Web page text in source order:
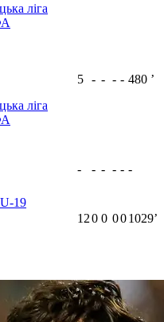
ліга
ліга
5 - - - - 480 ʼ
19
- - - - - -
120 0 001029ʼ